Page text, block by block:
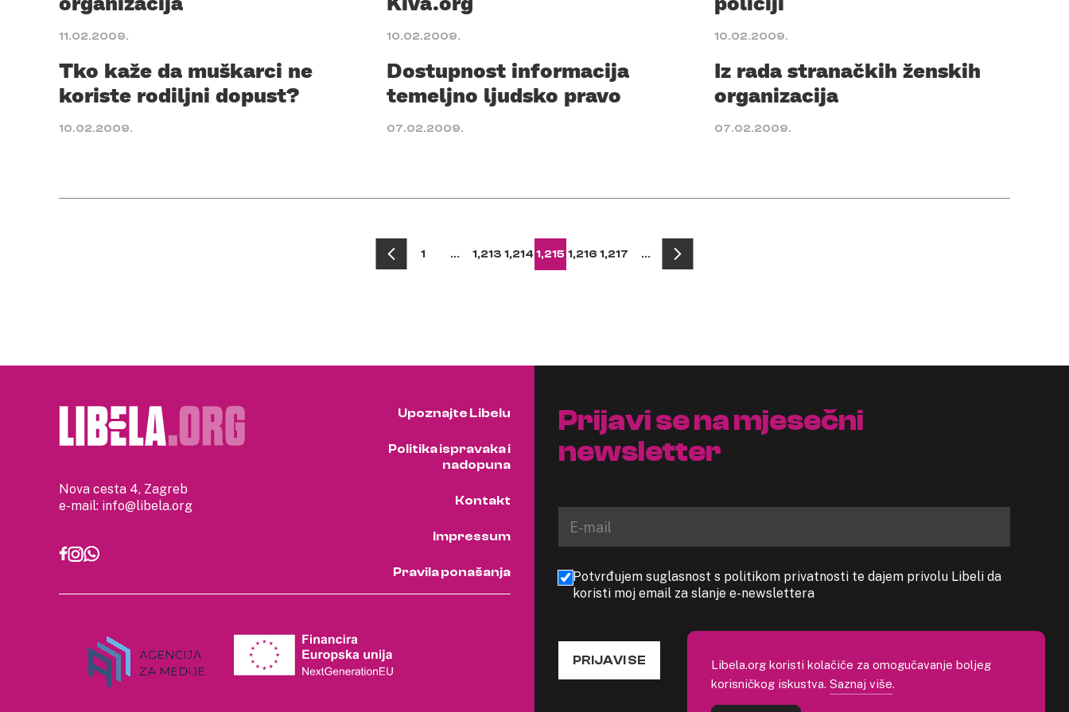
11.02.2009. 10.02.2009. 10.02.2009.
Tko kaže da muškarci ne
koriste rodiljni dopust?
10.02.2009.
Dostupnost informacija
temeljno ljudsko pravo
07.02.2009.
Iz rada stranačkih ženskih
organizacija
07.02.2009.
1 … 1,213 1,214 1,215 1,216 1,217 …
Nova cesta 4, Zagreb
e-mail: info@libela.org
Upoznajte Libelu
Politika ispravaka i
nadopuna
Kontakt
Impressum
Pravila ponašanja
Prijavi se na mjesečni
newsletter
Potvrđujem suglasnost s politikom privatnosti te dajem privolu Libeli da
koristi moj email za slanje e-newslettera
PRIJAVI SE
Libela.org koristi kolačiće za omogućavanje boljeg
korisničkog iskustva. Saznaj više.